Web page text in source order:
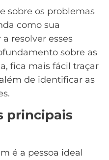
sobre os problemas
como sua
resolver esses
sobre as
fica mais fácil traçar
de identificar as
principais
é a pessoa ideal